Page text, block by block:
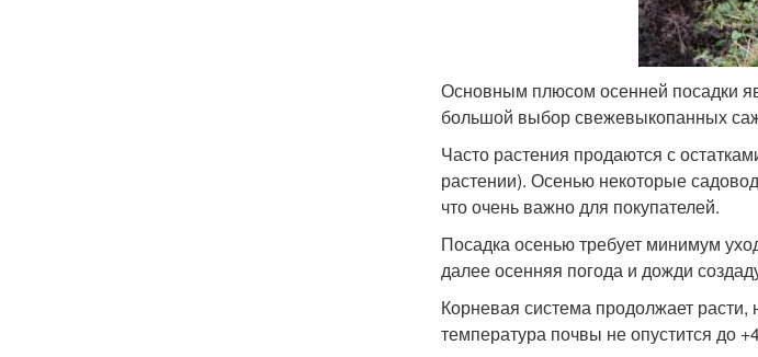
Основным плюсом осенней посадки
большой выбор свежевыкопанных
Часто растения продаются с
растении). Осенью некоторые
что очень важно для покупателей.
Посадка осенью требует минимум
далее осенняя погода и дожди
Корневая система продолжает расти,
температура почвы не опустится до